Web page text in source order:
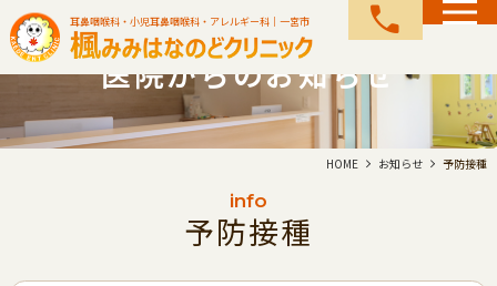
耳鼻咽喉科・小児耳鼻咽喉科・アレルギー科｜一宮市 call
医院からのお知らせ
HOME お知らせ 予防接種
info
予防接種